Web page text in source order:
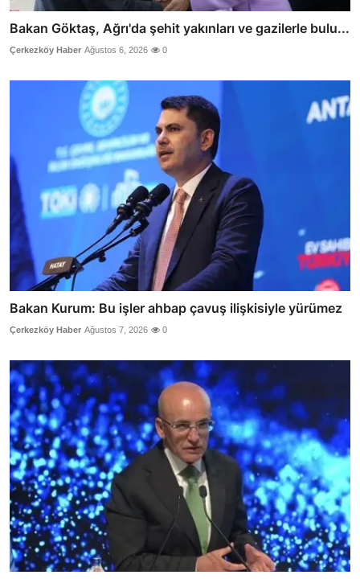
Bakan Göktaş, Ağrı'da şehit yakınları ve gazilerle bulu...
Çerkezköy Haber Ağustos 6, 2026 0
Bakan Kurum: Bu işler ahbap çavuş ilişkisiyle yürümez
Çerkezköy Haber Ağustos 7, 2026 0